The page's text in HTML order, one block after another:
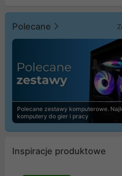
Polecane
Polecane zestawy komputerowe.
komputery do gier i pracy
Inspiracje produktowe